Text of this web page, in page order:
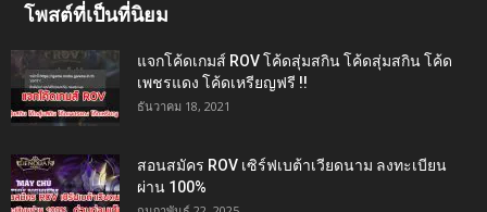
โพสต์ที่เป็นที่นิยม
แจกโค้ดเกมส์ ROV โค้ดสุ่มสกิน โค้ดสุ่มสกิน โค้ด
เพชรแดง โค้ดเหรียญฟรี !!
ธันวาคม 18, 2021
สอนสมัคร ROV เซิร์ฟเบต้าเวียดนาม ลงทะเบียน
ผ่าน 100%